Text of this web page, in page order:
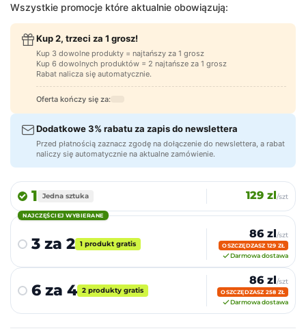
Wszystkie promocje które aktualnie obowiązują:
Kup 2, trzeci za 1 grosz!
Kup 3 dowolne produkty = najtańszy za 1 grosz
Kup 6 dowolnych produktów = 2 najtańsze za 1 grosz
Rabat nalicza się automatycznie.
Oferta kończy się za:
Dodatkowe 3% rabatu za zapis do newslettera
Przed płatnością zaznacz zgodę na dołączenie do newslettera, a rabat
naliczy się automatycznie na aktualne zamówienie.
1 Jedna sztuka 129 zl/szt
NAJCZĘŚCIEJ WYBIERANE
3 za 2 1 produkt gratis
86 zl/szt
OSZCZĘDZASZ 129 ZŁ
Darmowa dostawa
6 za 4 2 produkty gratis
86 zl/szt
OSZCZĘDZASZ 258 ZŁ
Darmowa dostawa